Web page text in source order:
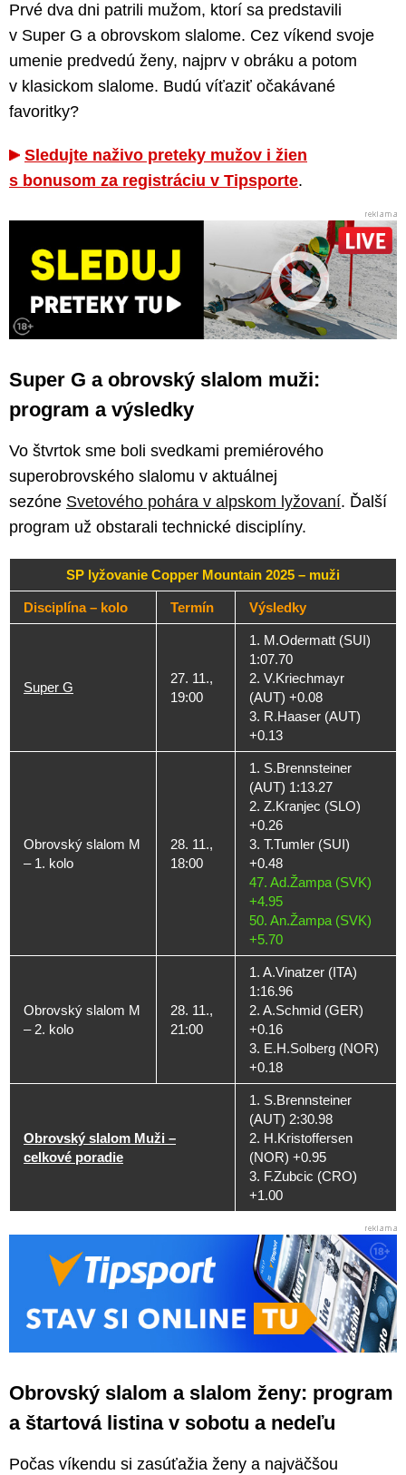
Prvé dva dni patrili mužom, ktorí sa predstavili
v Super G a obrovskom slalome. Cez víkend svoje
umenie predvedú ženy, najprv v obráku a potom
v klasickom slalome. Budú víťaziť očakávané
favoritky?
Sledujte naživo preteky mužov i žien
s bonusom za registráciu v Tipsporte.
Super G a obrovský slalom muži:
program a výsledky
Vo štvrtok sme boli svedkami premiérového
superobrovského slalomu v aktuálnej
sezóne Svetového pohára v alpskom lyžovaní. Ďalší
program už obstarali technické disciplíny.
SP lyžovanie Copper Mountain 2025 – muži
Disciplína – kolo Termín Výsledky
Super G
27. 11.,
19:00
1. M.Odermatt (SUI)
1:07.70
2. V.Kriechmayr
(AUT) +0.08
3. R.Haaser (AUT)
+0.13
Obrovský slalom M
– 1. kolo
28. 11.,
18:00
1. S.Brennsteiner
(AUT) 1:13.27
2. Z.Kranjec (SLO)
+0.26
3. T.Tumler (SUI)
+0.48
47. Ad.Žampa (SVK)
+4.95
50. An.Žampa (SVK)
+5.70
Obrovský slalom M
– 2. kolo
28. 11.,
21:00
1. A.Vinatzer (ITA)
1:16.96
2. A.Schmid (GER)
+0.16
3. E.H.Solberg (NOR)
+0.18
Obrovský slalom Muži –
celkové poradie
1. S.Brennsteiner
(AUT) 2:30.98
2. H.Kristoffersen
(NOR) +0.95
3. F.Zubcic (CRO)
+1.00
Obrovský slalom a slalom ženy: program
a štartová listina v sobotu a nedeľu
Počas víkendu si zasúťažia ženy a najväčšou